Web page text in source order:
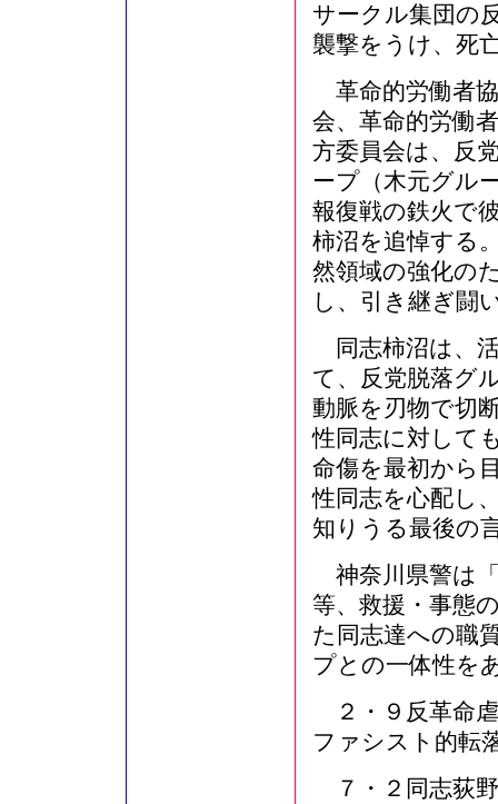
サークル集団の
襲撃をうけ、死
革命的労働者
会、革命的労働
方委員会は、反
ープ（木元グル
報復戦の鉄火で
柿沼を追悼する
然領域の強化の
し、引き継ぎ闘
同志柿沼は、
て、反党脱落グ
動脈を刃物で切
性同志に対して
命傷を最初から
性同志を心配し
知りうる最後の
神奈川県警は
等、救援・事態
た同志達への職
プとの一体性を
２・９反革命
ファシスト的転
７・２同志荻